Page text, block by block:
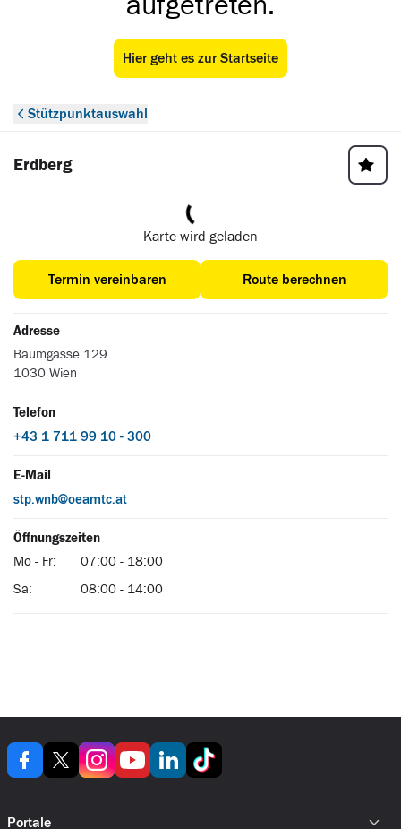
Hier geht es zur Startseite
Portale